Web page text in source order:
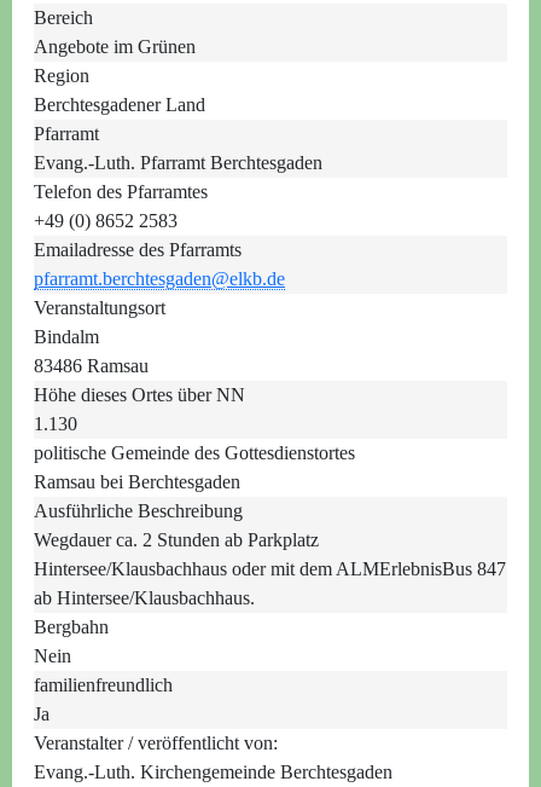
Bereich
Angebote im Grünen
Region
Berchtesgadener Land
Pfarramt
Evang.-Luth. Pfarramt Berchtesgaden
Telefon des Pfarramtes
+49 (0) 8652 2583
Emailadresse des Pfarramts
pfarramt.berchtesgaden@elkb.de
Veranstaltungsort
Bindalm
83486 Ramsau
Höhe dieses Ortes über NN
1.130
politische Gemeinde des Gottesdienstortes
Ramsau bei Berchtesgaden
Ausführliche Beschreibung
Wegdauer ca. 2 Stunden ab Parkplatz
Hintersee/Klausbachhaus oder mit dem ALMErlebnisBus 847
ab Hintersee/Klausbachhaus.
Bergbahn
Nein
familienfreundlich
Ja
Veranstalter / veröffentlicht von:
Evang.-Luth. Kirchengemeinde Berchtesgaden